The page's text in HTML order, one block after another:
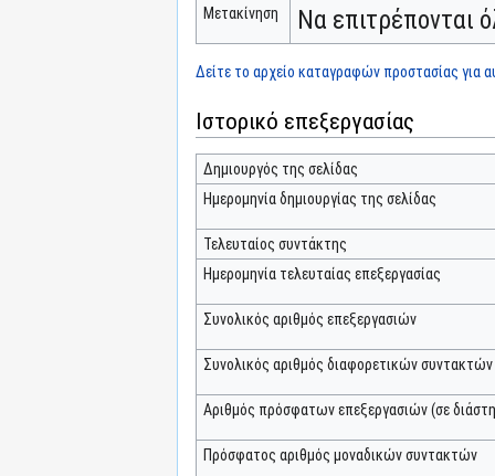
Μετακίνηση Να επιτρέπονται
Δείτε το αρχείο καταγραφών προστασίας για
Ιστορικό επεξεργασίας
Δημιουργός της σελίδας
Ημερομηνία δημιουργίας της σελίδας
Τελευταίος συντάκτης
Ημερομηνία τελευταίας επεξεργασίας
Συνολικός αριθμός επεξεργασιών
Συνολικός αριθμός διαφορετικών συντακτών
Αριθμός πρόσφατων επεξεργασιών (σε
Πρόσφατος αριθμός μοναδικών συντακτών